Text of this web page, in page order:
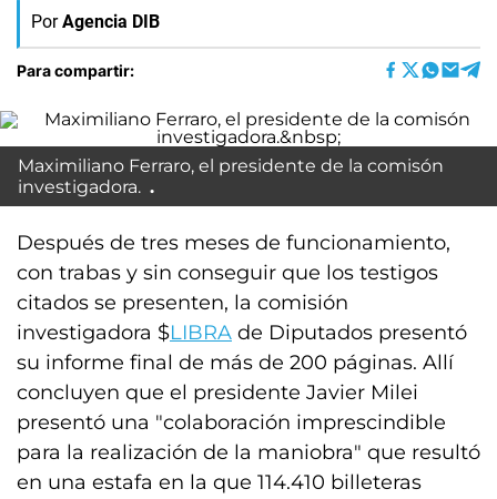
Por Agencia DIB
Para compartir:
Maximiliano Ferraro, el presidente de la comisón
investigadora.
Después de tres meses de funcionamiento,
con trabas y sin conseguir que los testigos
citados se presenten, la comisión
investigadora $LIBRA de Diputados presentó
su informe final de más de 200 páginas. Allí
concluyen que el presidente Javier Milei
presentó una "colaboración imprescindible
para la realización de la maniobra" que resultó
en una estafa en la que 114.410 billeteras